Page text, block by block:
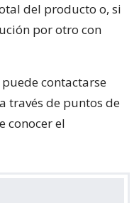
del producto o, si
por otro con
contactarse
través de puntos de
conocer el